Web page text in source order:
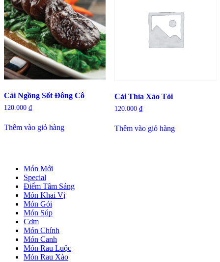
Cải Ngồng Sốt Đông Cô
120.000 ₫
Thêm vào giỏ hàng
Cải Thìa Xào Tỏi
120.000 ₫
Thêm vào giỏ hàng
Món Mới
Special
Điếm Tâm Sáng
Món Khai Vị
Món Gỏi
Món Súp
Cơm
Món Chính
Món Canh
Món Rau Luộc
Món Rau Xào